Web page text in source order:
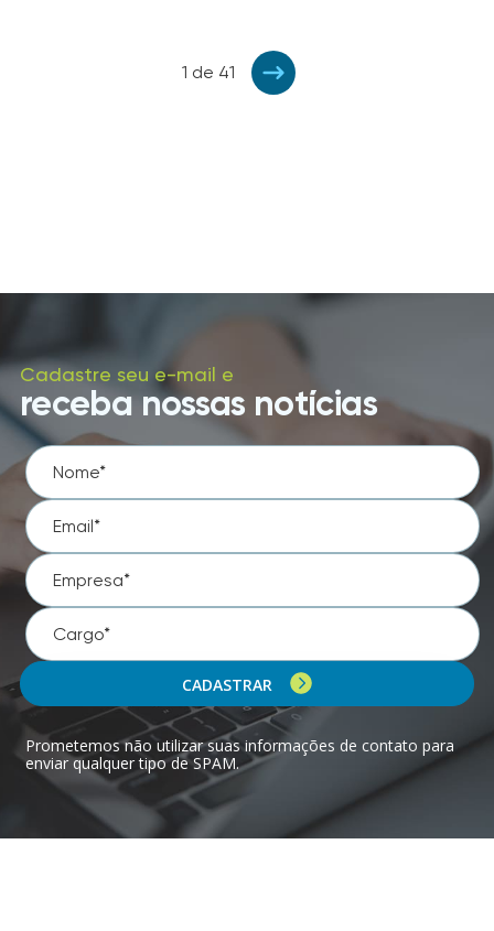
1 de 41
Cadastre seu e-mail e
receba nossas notícias
CADASTRAR
Prometemos não utilizar suas informações de contato para
enviar qualquer tipo de SPAM.